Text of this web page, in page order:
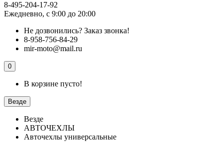
8-495-204-17-92
Ежедневно, с 9:00 до 20:00
Не дозвонились? Заказ звонка!
8-958-756-84-29
mir-moto@mail.ru
0
В корзине пусто!
Везде
Везде
АВТОЧЕХЛЫ
Авточехлы универсальные